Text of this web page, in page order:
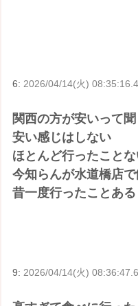
6: 2026/04/14(火)
関西の方が安いって
安い感じはしない
ほとんど行ったこと
今知らんが水道橋店
昔一度行ったことある
9: 2026/04/14(火)